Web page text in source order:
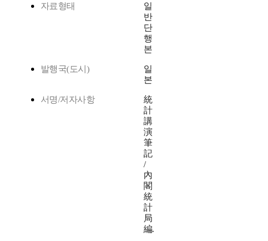
자료형태
일
반
단
행
본
발행국(도시)
일
본
서명/저자사항
統
計
講
演
筆
記
/
內
閣
統
計
局
編.